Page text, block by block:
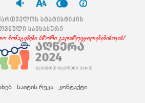
საიტის რუკა კონტაქტი